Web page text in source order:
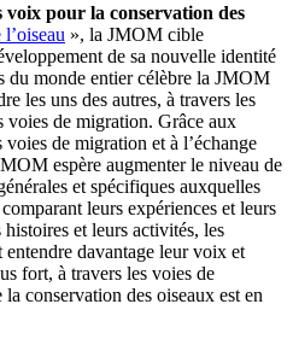
voix pour la conservation des
», la JMOM cible
de sa nouvelle identité
du monde entier célèbre la JMOM
les uns des autres, à travers les
voies de migration. Grâce aux
de migration et à l’échange
espère augmenter le niveau de
et spécifiques auxquelles
leurs expériences et leurs
et leurs activités, les
davantage leur voix et
fort, à travers les voies de
conservation des oiseaux est en